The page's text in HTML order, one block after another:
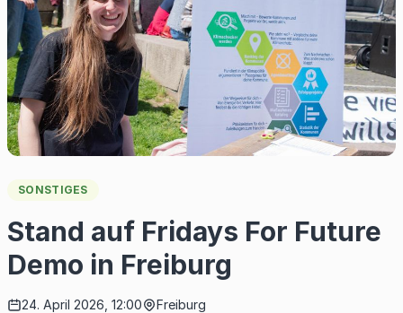
SONSTIGES
Stand auf Fridays For Future
Demo in Freiburg
24. April 2026, 12:00 Freiburg